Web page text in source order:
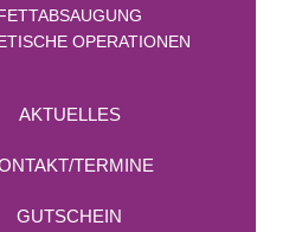
OPERATIONEN
AKTUELLES
TERMINE
GUTSCHEIN